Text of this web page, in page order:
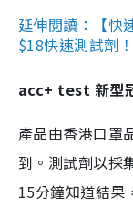
延伸閱讀：【快
$18快速測試劑
acc+ test 新型
產品由香港口罩
到。測試劑以採
15分鐘知道結果